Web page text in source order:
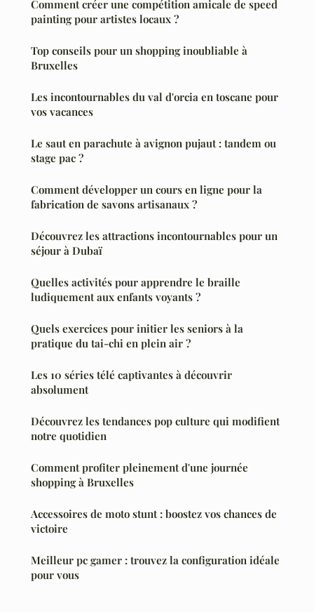
Comment créer une compétition amicale de speed
painting pour artistes locaux ?
Top conseils pour un shopping inoubliable à
Bruxelles
Les incontournables du val d'orcia en toscane pour
vos vacances
Le saut en parachute à avignon pujaut : tandem ou
stage pac ?
Comment développer un cours en ligne pour la
fabrication de savons artisanaux ?
Découvrez les attractions incontournables pour un
séjour à Dubaï
Quelles activités pour apprendre le braille
ludiquement aux enfants voyants ?
Quels exercices pour initier les seniors à la
pratique du tai-chi en plein air ?
Les 10 séries télé captivantes à découvrir
absolument
Découvrez les tendances pop culture qui modifient
notre quotidien
Comment profiter pleinement d'une journée
shopping à Bruxelles
Accessoires de moto stunt : boostez vos chances de
victoire
Meilleur pc gamer : trouvez la configuration idéale
pour vous